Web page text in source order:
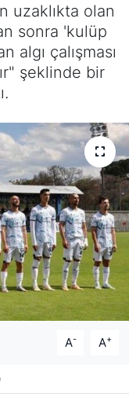
uzaklıkta olan
sonra 'kulüp
algı çalışması
şeklinde bir
A- A+